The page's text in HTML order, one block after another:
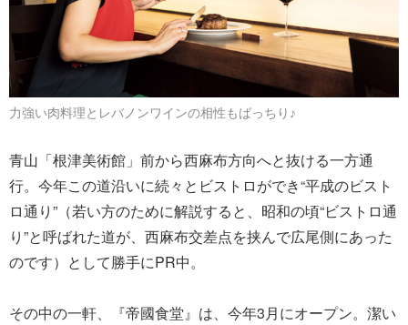
力強い肉料理とレバノンワインの相性もばっちり♪
青山「根津美術館」前から西麻布方向へと抜ける一方通
行。今年この道沿いに続々とビストロができ“平成のビスト
ロ通り”（若い方のために解説すると、昭和の頃“ビストロ通
り”と呼ばれた道が、西麻布交差点を挟んで広尾側にあった
のです）として勝手にPR中。
その中の一軒、『帝國食堂』は、今年3月にオープン。潔い